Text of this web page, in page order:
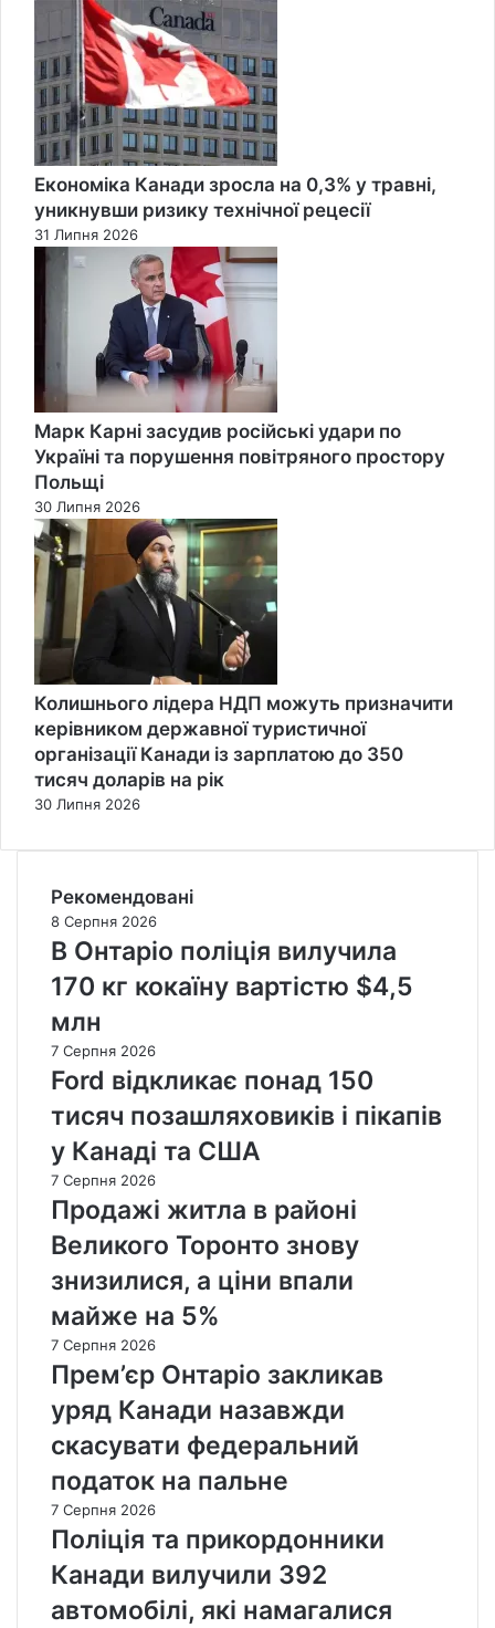
Економіка Канади зросла на 0,3% у травні,
уникнувши ризику технічної рецесії
31 Липня 2026
Марк Карні засудив російські удари по
Україні та порушення повітряного простору
Польщі
30 Липня 2026
Колишнього лідера НДП можуть призначити
керівником державної туристичної
організації Канади із зарплатою до 350
тисяч доларів на рік
30 Липня 2026
Рекомендовані
8 Серпня 2026
В Онтаріо поліція вилучила
170 кг кокаїну вартістю $4,5
млн
7 Серпня 2026
Ford відкликає понад 150
тисяч позашляховиків і пікапів
у Канаді та США
7 Серпня 2026
Продажі житла в районі
Великого Торонто знову
знизилися, а ціни впали
майже на 5%
7 Серпня 2026
Прем’єр Онтаріо закликав
уряд Канади назавжди
скасувати федеральний
податок на пальне
7 Серпня 2026
Поліція та прикордонники
Канади вилучили 392
автомобілі, які намагалися